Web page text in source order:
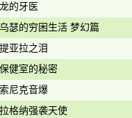
龙的牙医
乌瑟的穷困生活 梦幻篇
提亚拉之泪
保健室的秘密
索尼克音爆
拉格纳强袭天使